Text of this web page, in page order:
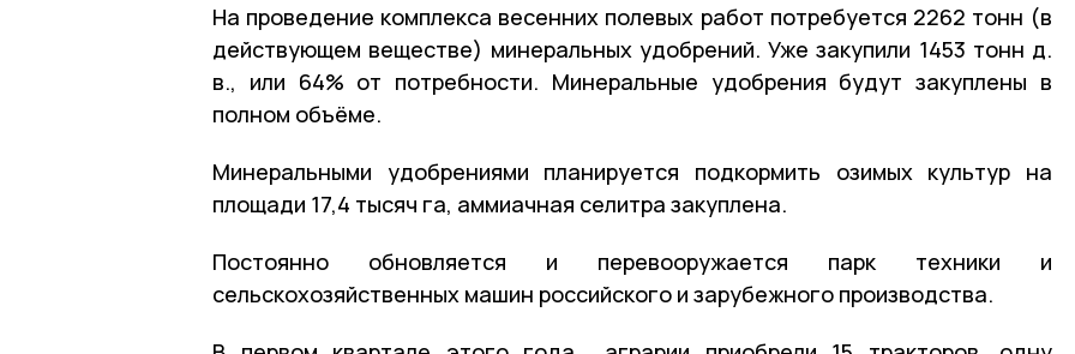
На проведение комплекса весенних полевых работ потребуется 2262 тонн (в
действующем веществе) минеральных удобрений. Уже закупили 1453 тонн д.
в., или 64% от потребности. Минеральные удобрения будут закуплены в
полном объёме.
Минеральными удобрениями планируется подкормить озимых культур на
площади 17,4 тысяч га, аммиачная селитра закуплена.
Постоянно обновляется и перевооружается парк техники и
сельскохозяйственных машин российского и зарубежного производства.